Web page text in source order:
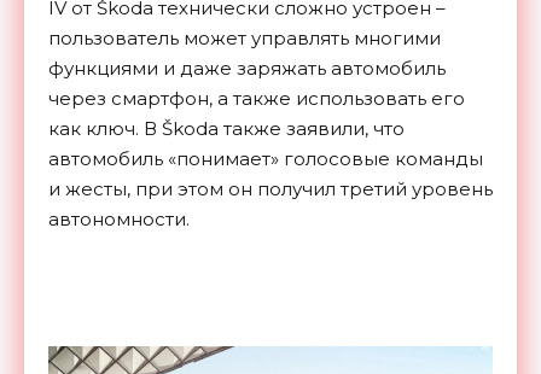
IV от Škoda технически сложно устроен –
пользователь может управлять многими
функциями и даже заряжать автомобиль
через смартфон, а также использовать его
как ключ. В Škoda также заявили, что
автомобиль «понимает» голосовые команды
и жесты, при этом он получил третий уровень
автономности.